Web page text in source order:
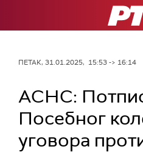
РТС
ПЕТАК, 31.01.2025, 15:53 -> 16:14
АСНС:
Посебног
уговора